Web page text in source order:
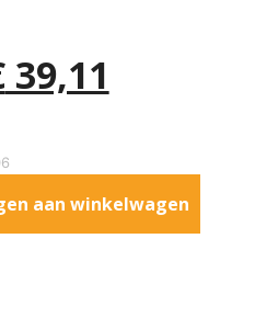
39,11
aan winkelwagen